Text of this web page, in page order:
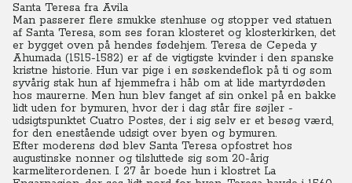
Santa Teresa fra Avila
Man passerer flere smukke stenhuse og stopper ved statuen
af Santa Teresa, som ses foran klosteret og klosterkirken, det
er bygget oven på hendes fødehjem. Teresa de Cepeda y
Ahumada (1515-1582) er af de vigtigste kvinder i den spanske
kristne historie. Hun var pige i en søskendeflok på ti og som
syvårig stak hun af hjemmefra i håb om at lide martyrdøden
hos maurerne. Men hun blev fanget af sin onkel på en bakke
lidt uden for bymuren, hvor der i dag står fire søjler -
udsigtspunktet Cuatro Postes, der i sig selv er et besøg værd,
for den enestående udsigt over byen og bymuren.
Efter moderens død blev Santa Teresa opfostret hos
augustinske nonner og tilsluttede sig som 20-årig
karmeliterordenen. I 27 år boede hun i klostret La